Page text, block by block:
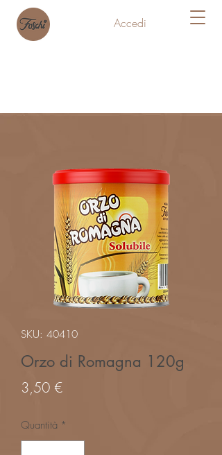
Accedi
SKU: 40410
Orzo di Romagna 120g
3,50 €Prezzo
Quantità *